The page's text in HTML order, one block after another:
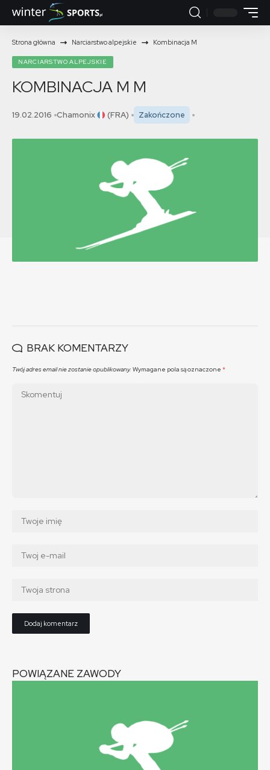
Strona główna Narciarstwo alpejskie Kombinacja M
NARCIARSTWO ALPEJSKIE
KOMBINACJA M M
19.02.2016 Chamonix (FRA) Zakończone
BRAK KOMENTARZY
Twój adres email nie zostanie opublikowany. Wymagane pola są oznaczone *
POWIĄZANE ZAWODY